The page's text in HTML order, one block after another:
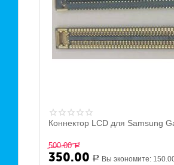
Коннектор LCD для Samsung
500.00 Р
350.00 Р Вы экономите: